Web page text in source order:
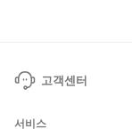
고객센터
서비스